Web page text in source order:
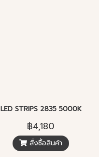
LED STRIPS 2835 5000K
฿4,180
สั่งซื้อสินค้า